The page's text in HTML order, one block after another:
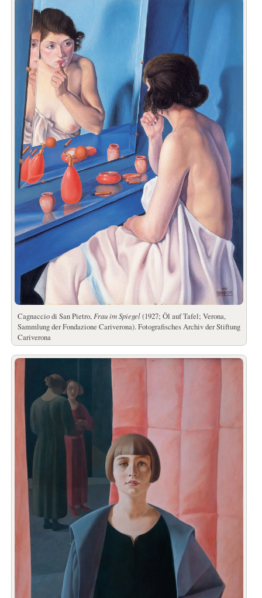
Cagnaccio di San Pietro, Frau im Spiegel(1927; Öl auf Tafel; Verona,
Sammlung der Fondazione Cariverona). Fotografisches Archiv der Stiftung
Cariverona